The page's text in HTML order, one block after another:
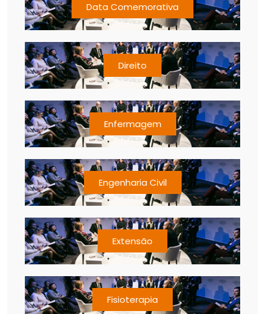
Data Comemorativa
Direito
Enfermagem
Engenharia Civil
Extensão
Fisioterapia